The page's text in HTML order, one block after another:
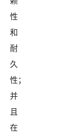
性
和
耐
久
性；
并
且
在